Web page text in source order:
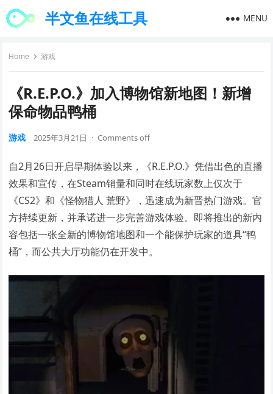
半文鱼在线工具 MENU
Home 游戏
《R.E.P.O.》加入博物馆新地图！新增
保命物品鸭桶
游戏 2025年3月21日 · Comments off
自2月26日开启早期体验以来，《R.E.P.O.》凭借出色的直播
效果和宣传，在Steam销量和同时在线玩家数上仅次于
《CS2》和《怪物猎人 荒野》，迅速成为新晋热门游戏。官
方持续更新，并承诺进一步完善游戏体验。即将推出的新内
容包括一张全新的博物馆地图和一个能保护玩家的道具“鸭
桶”，而公共大厅功能仍在开发中。